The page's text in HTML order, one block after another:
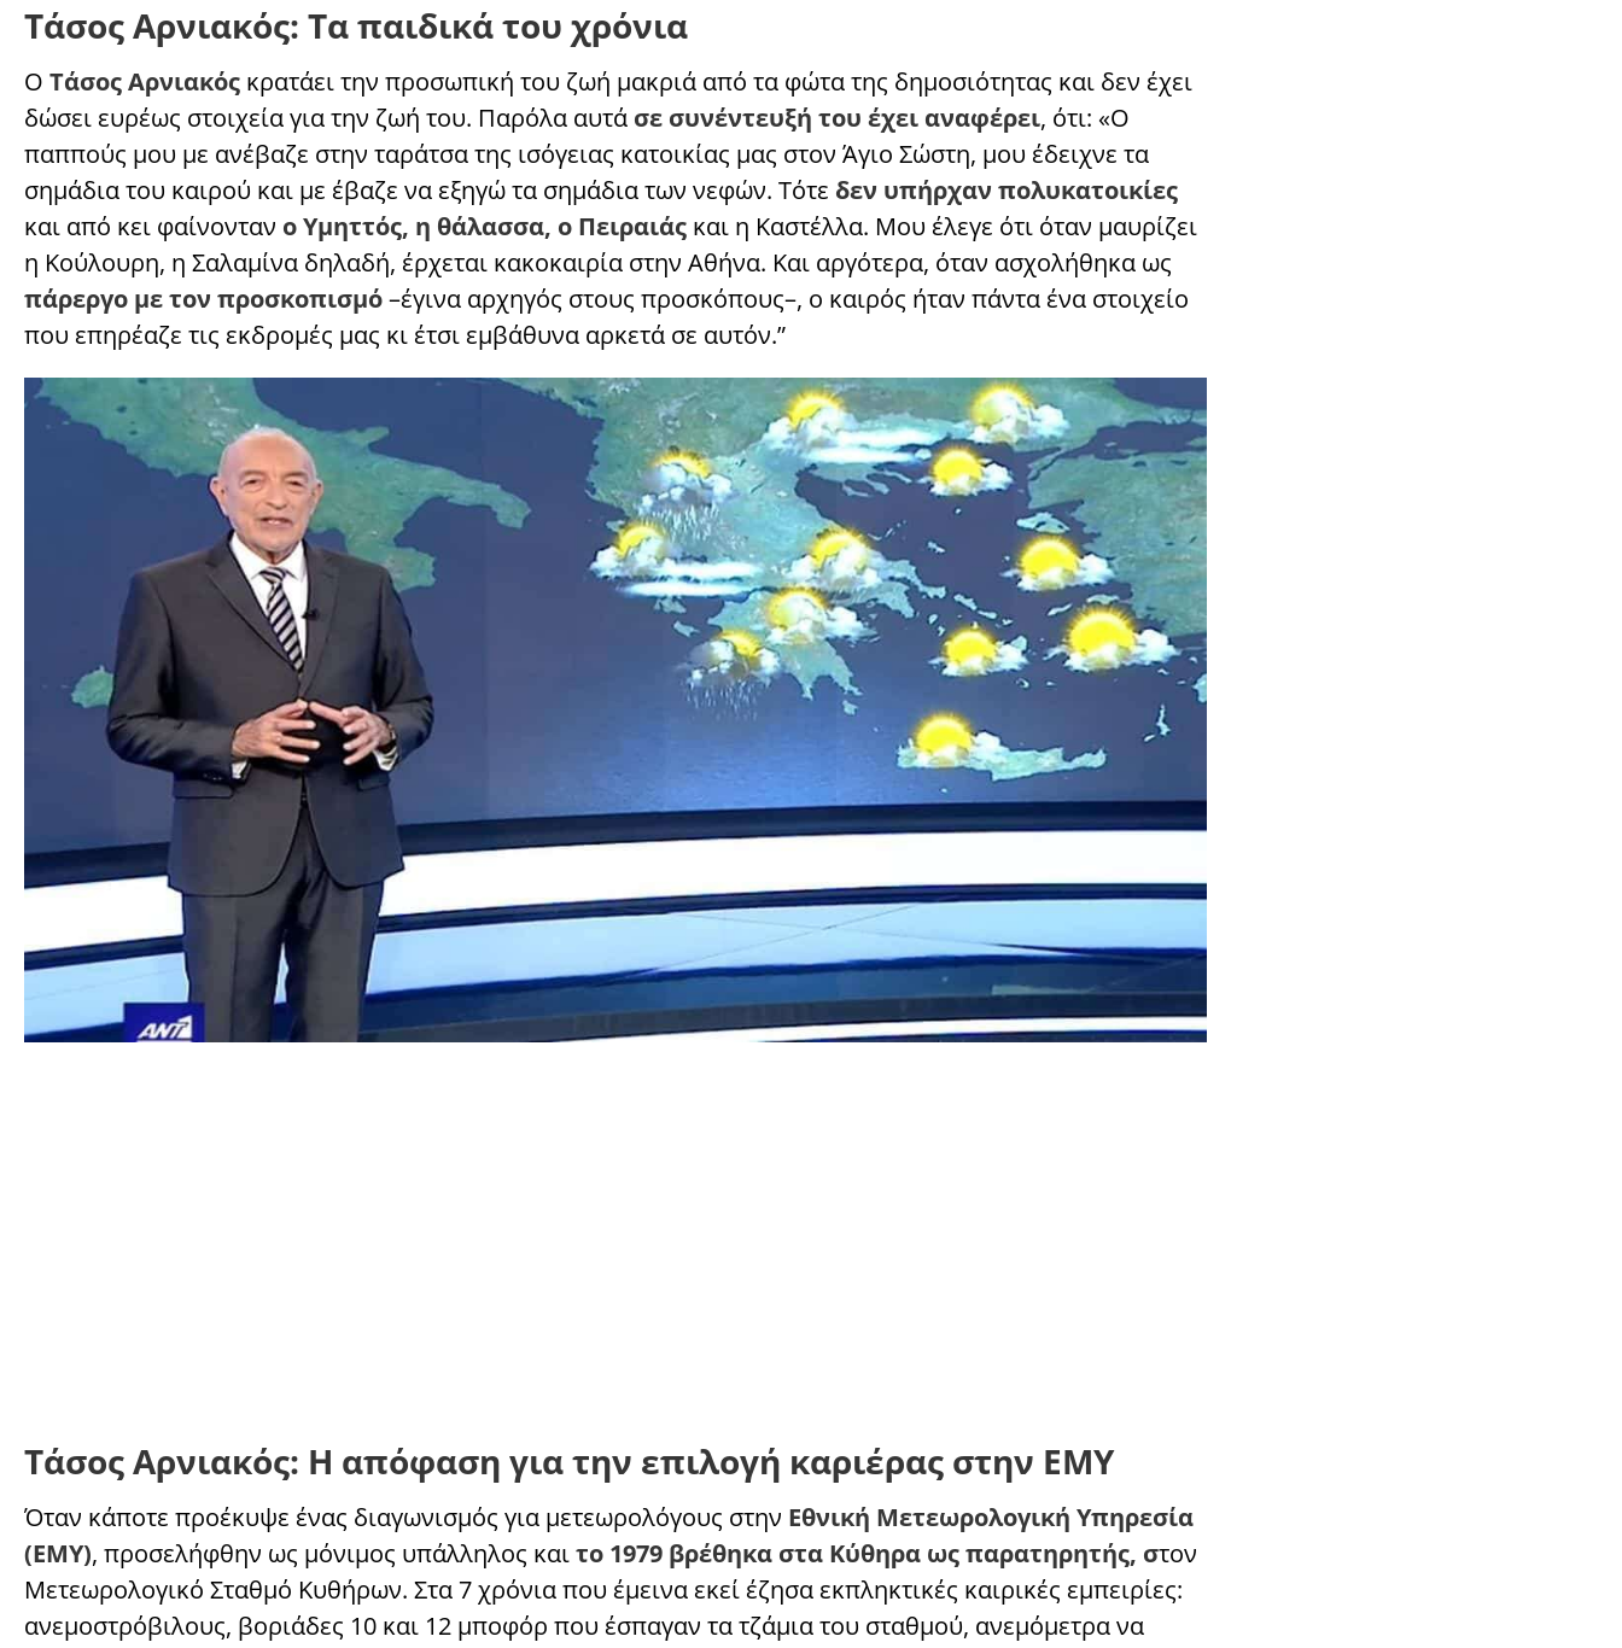
Τάσος Αρνιακός: Τα παιδικά του χρόνια
Ο Τάσος Αρνιακός κρατάει την προσωπική του ζωή μακριά από τα φώτα της δημοσιότητας και δεν έχει
δώσει ευρέως στοιχεία για την ζωή του. Παρόλα αυτά σε συνέντευξή του έχει αναφέρει, ότι: «Ο
παππούς μου με ανέβαζε στην ταράτσα της ισόγειας κατοικίας μας στον Άγιο Σώστη, μου έδειχνε τα
σημάδια του καιρού και με έβαζε να εξηγώ τα σημάδια των νεφών. Τότε δεν υπήρχαν πολυκατοικίες
και από κει φαίνονταν ο Υμηττός, η θάλασσα, ο Πειραιάς και η Καστέλλα. Μου έλεγε ότι όταν μαυρίζει
η Κούλουρη, η Σαλαμίνα δηλαδή, έρχεται κακοκαιρία στην Αθήνα. Και αργότερα, όταν ασχολήθηκα ως
πάρεργο με τον προσκοπισμό–έγινα αρχηγός στους προσκόπους–, ο καιρός ήταν πάντα ένα στοιχείο
που επηρέαζε τις εκδρομές μας κι έτσι εμβάθυνα αρκετά σε αυτόν.”
Τάσος Αρνιακός: Η απόφαση για την επιλογή καριέρας στην ΕΜΥ
Όταν κάποτε προέκυψε ένας διαγωνισμός για μετεωρολόγους στην Εθνική Μετεωρολογική Υπηρεσία
(ΕΜΥ), προσελήφθην ως μόνιμος υπάλληλος καιτο 1979 βρέθηκα στα Κύθηρα ως παρατηρητής, στον
Μετεωρολογικό Σταθμό Κυθήρων. Στα 7 χρόνια που έμεινα εκεί έζησα εκπληκτικές καιρικές εμπειρίες:
ανεμοστρόβιλους, βοριάδες 10 και 12 μποφόρ που έσπαγαν τα τζάμια του σταθμού, ανεμόμετρα να